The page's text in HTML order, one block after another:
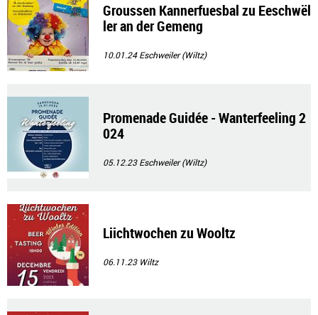
Groussen Kannerfuesbal zu Eeschwël
ler an der Gemeng
10.01.24Eschweiler (Wiltz)
Promenade Guidée - Wanterfeeling 2
024
05.12.23Eschweiler (Wiltz)
Liichtwochen zu Wooltz
06.11.23 Wiltz